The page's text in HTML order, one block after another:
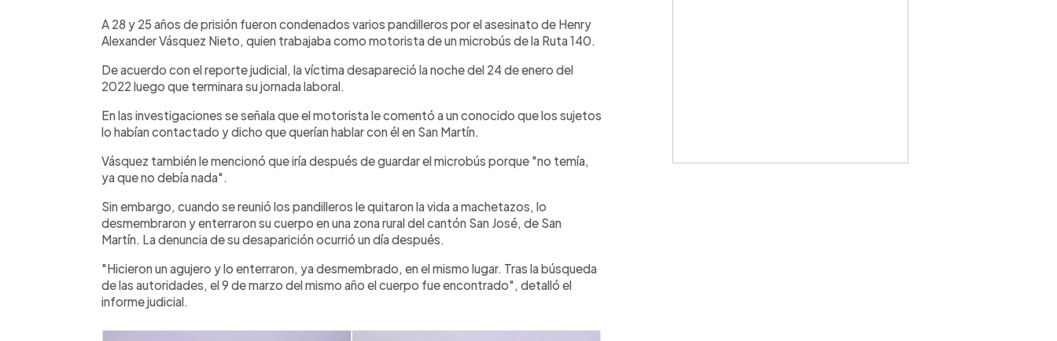
► Escuchar artículo
A 28 y 25 años de prisión fueron condenados varios pandilleros por el asesinato de Henry
Alexander Vásquez Nieto, quien trabajaba como motorista de un microbús de la Ruta 140.
De acuerdo con el reporte judicial, la víctima desapareció la noche del 24 de enero del
2022 luego que terminara su jornada laboral.
En las investigaciones se señala que el motorista le comentó a un conocido que los sujetos
lo habían contactado y dicho que querían hablar con él en San Martín.
Vásquez también le mencionó que iría después de guardar el microbús porque "no temía,
ya que no debía nada".
Sin embargo, cuando se reunió los pandilleros le quitaron la vida a machetazos, lo
desmembraron y enterraron su cuerpo en una zona rural del cantón San José, de San
Martín. La denuncia de su desaparición ocurrió un día después.
"Hicieron un agujero y lo enterraron, ya desmembrado, en el mismo lugar. Tras la búsqueda
de las autoridades, el 9 de marzo del mismo año el cuerpo fue encontrado", detalló el
informe judicial.